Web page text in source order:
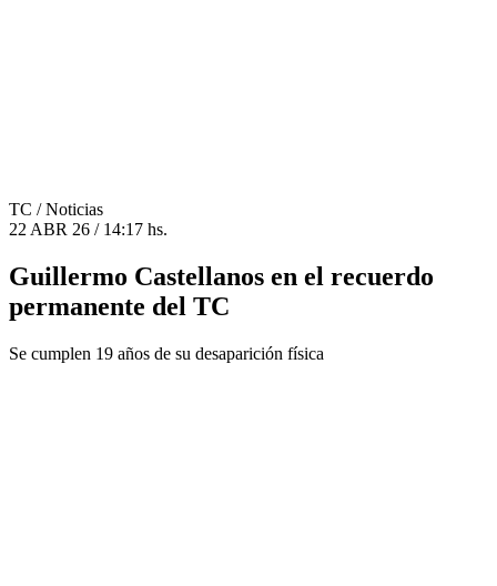
TC / Noticias
22 ABR 26 / 14:17 hs.
Guillermo Castellanos en el recuerdo
permanente del TC
Se cumplen 19 años de su desaparición física